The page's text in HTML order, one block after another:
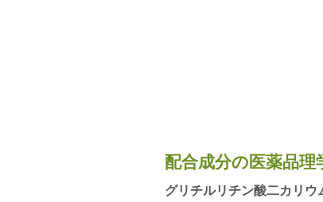
配合成分の医薬品理
グリチルリチン酸二カリウ